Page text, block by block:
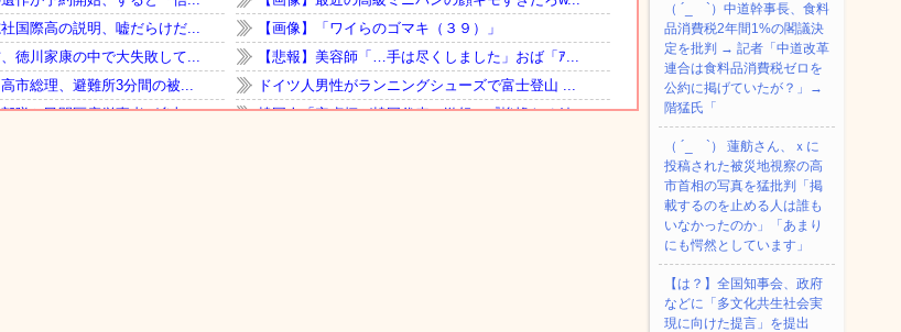
（ ´_ゝ`）中道幹事長、食料
品消費税2年間1%の閣議決
定を批判 → 記者「中道改革
連合は食料品消費税ゼロを
公約に掲げていたが？」→
階猛氏「
（ ´_ゝ`） 蓮舫さん、ｘに
投稿された被災地視察の高
市首相の写真を猛批判「掲
載するのを止める人は誰も
いなかったのか」「あまり
にも愕然としています」
【は？】全国知事会、政府
などに「多文化共生社会実
現に向けた提言」を提出